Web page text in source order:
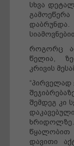
სხვა
დაბრუნდა.
როგორც
წელია,
კრივის
შემდეგ კი
წყალობით
დავითი